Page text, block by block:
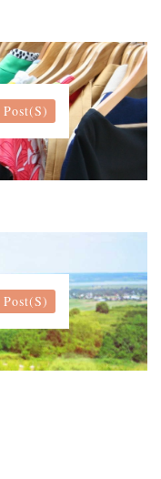
Post(s)
Post(s)